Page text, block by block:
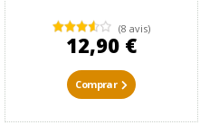
(8 avis)
12,90 €
Comprar